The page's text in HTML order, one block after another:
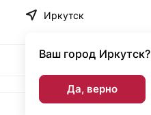
Иркутск
Ваш город Иркутск?
Да, верно